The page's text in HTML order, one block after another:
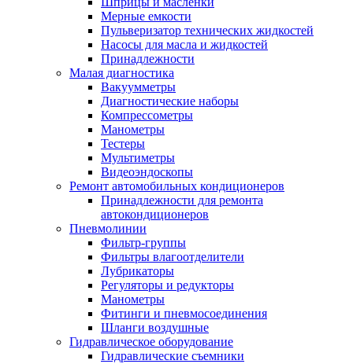
Мерные емкости
Пульверизатор технических жидкостей
Насосы для масла и жидкостей
Принадлежности
Малая диагностика
Вакуумметры
Диагностические наборы
Компрессометры
Манометры
Тестеры
Мультиметры
Видеоэндоскопы
Ремонт автомобильных кондиционеров
Принадлежности для ремонта
автокондиционеров
Пневмолинии
Фильтр-группы
Фильтры влагоотделители
Лубрикаторы
Регуляторы и редукторы
Манометры
Фитинги и пневмосоединения
Шланги воздушные
Гидравлическое оборудование
Гидравлические съемники